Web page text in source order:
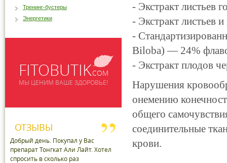
- Экстракт листьев
- Экстракт листьев
-
Biloba) — 24%
- Экстракт плодов
Нарушения
онемению
общего
соединительные
крови.
Тренинг-бустеры
Энергетики
FITOBUTIK.COM
МЫ ЦЕНИМ ВАШЕ ЗДОРОВЬЕ!
ОТЗЫВЫ
Добрый день. Покупал у Вас
препарат Тонгкат Али Лайт. Хотел
спросить в сколько раз